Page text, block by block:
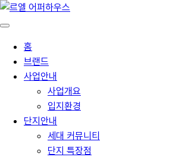
홈
브랜드
사업안내
사업개요
입지환경
단지안내
세대 커뮤니티
단지 특장점